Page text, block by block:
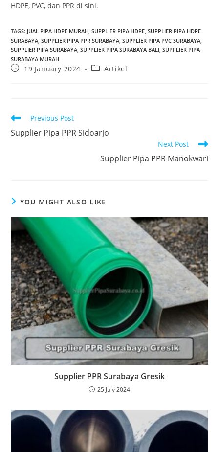
HDPE, PVC, dan PPR di sini.
TAGS: JUAL PIPA HDPE MURAH SUPPLIER PIPA HDPE SUPPLIER PIPA HDPE
SURABAYA SUPPLIER PIPA PPR SURABAYA SUPPLIER PIPA PVC SURABAYA
SUPPLIER PIPA SURABAYA SUPPLIER PIPA SURABAYA BALI SUPPLIER PIPA
SURABAYA MURAH
19 January 2024 Artikel
Previous Post
Supplier Pipa PPR Sidoarjo
Next Post
Supplier Pipa PPR Manokwari
YOU MIGHT ALSO LIKE
Supplier PPR Surabaya Gresik
25 July 2024